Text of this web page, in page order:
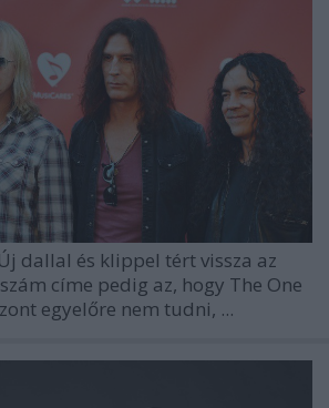
dallal és klippel tért vissza az
címe pedig az, hogy The One
egyelőre nem tudni, ...